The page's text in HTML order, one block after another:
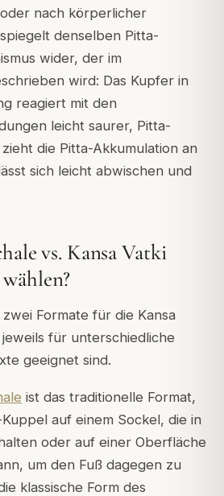
nach körperlicher
denselben Pitta-
wider, der im
wird: Das Kupfer in
reagiert mit den
leicht saurer, Pitta-
die Pitta-Akkumulation an
sich leicht abwischen und
vs. Kansa Vatki
Formate für die Kansa
für unterschiedliche
geeignet sind.
ist das traditionelle Format,
auf einem Sockel, die in
oder auf einer Oberfläche
um den Fuß dagegen zu
klassische Form des